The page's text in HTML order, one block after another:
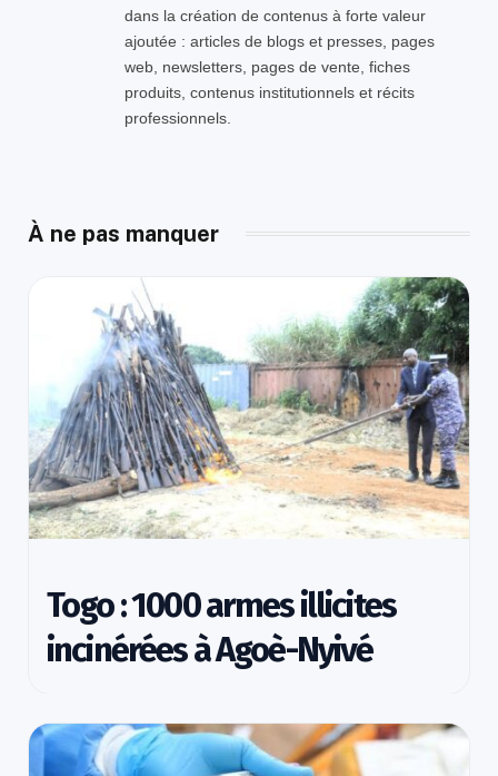
dans la création de contenus à forte valeur
ajoutée : articles de blogs et presses, pages
web, newsletters, pages de vente, fiches
produits, contenus institutionnels et récits
professionnels.
À ne pas manquer
Togo : 1000 armes illicites
incinérées à Agoè-Nyivé